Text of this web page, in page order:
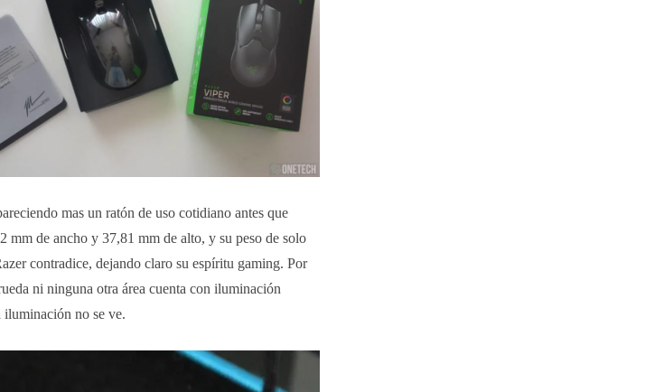
mas un ratón de uso cotidiano antes que
mm de ancho y 37,81 mm de alto, y su peso de solo
contradice, dejando claro su espíritu gaming. Por
ni ninguna otra área cuenta con iluminación
iluminación no se ve.